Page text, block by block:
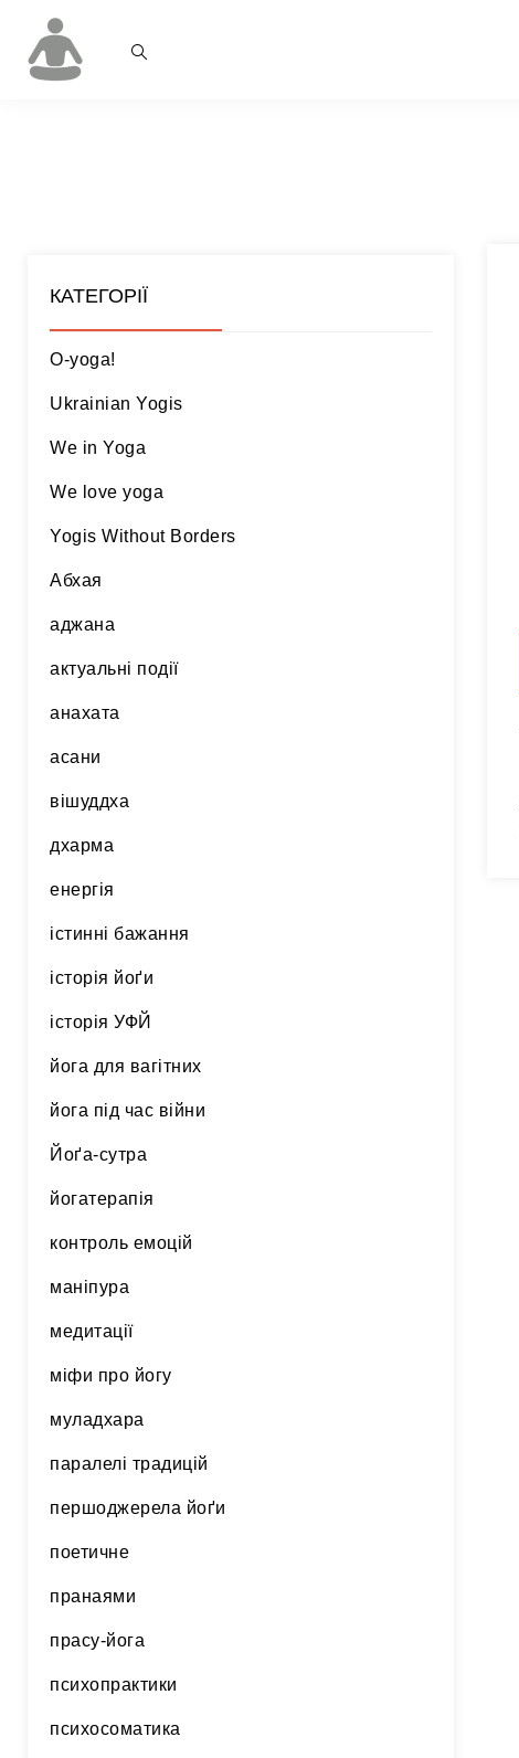
КАТЕГОРІЇ
O-yoga!
Ukrainian Yogis
We in Yoga
We love yoga
Yogis Without Borders
Абхая
аджана
актуальні події
анахата
асани
вішуддха
дхарма
енергія
істинні бажання
історія йоґи
історія УФЙ
йога для вагітних
йога під час війни
Йоґа-сутра
йогатерапія
контроль емоцій
маніпура
медитації
міфи про йогу
муладхара
паралелі традицій
першоджерела йоґи
поетичне
пранаями
прасу-йога
психопрактики
психосоматика